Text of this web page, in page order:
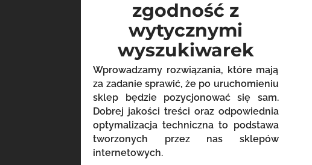
zgodność z
wytycznymi
wyszukiwarek
Wprowadzamy rozwiązania, które mają
za zadanie sprawić, że po uruchomieniu
sklep będzie pozycjonować się sam.
Dobrej jakości treści oraz odpowiednia
optymalizacja techniczna to podstawa
tworzonych przez nas sklepów
internetowych.